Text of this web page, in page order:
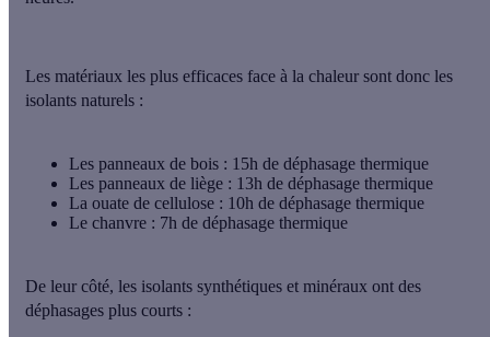
Les matériaux les plus efficaces face à la chaleur sont donc les
isolants naturels :
Les panneaux de bois : 15h de déphasage thermique
Les panneaux de liège : 13h de déphasage thermique
La ouate de cellulose : 10h de déphasage thermique
Le chanvre : 7h de déphasage thermique
De leur côté, les isolants synthétiques et minéraux ont des
déphasages plus courts :